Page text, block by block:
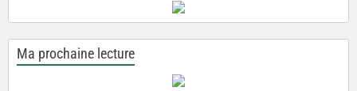
Ma prochaine lecture